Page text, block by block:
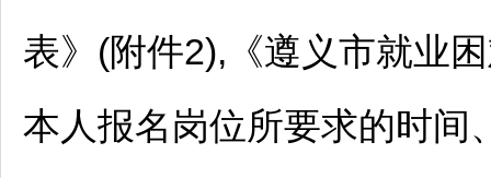
表》(附件2),《遵义市就业
本人报名岗位所要求的时间